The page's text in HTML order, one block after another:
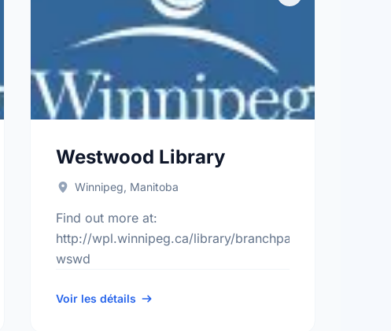
Westwood Library
Winnipeg, Manitoba
Find out more at:
http://wpl.winnipeg.ca/library/branchpages/
wswd
Voir les détails